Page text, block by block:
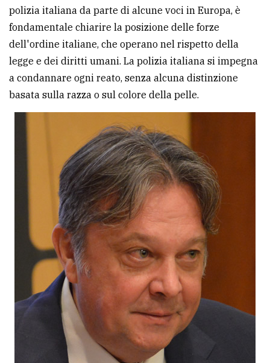
Cerca
per
comune
Ricerca
avanzata
PRIVACY
policy
polizia italiana da parte di alcune voci in Europa, è
fondamentale chiarire la posizione delle forze
dell'ordine italiane, che operano nel rispetto della
legge e dei diritti umani. La polizia italiana si impegna
a condannare ogni reato, senza alcuna distinzione
basata sulla razza o sul colore della pelle.